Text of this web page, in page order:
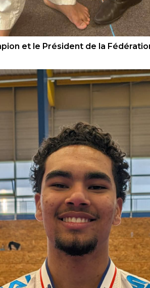
et le Président de la